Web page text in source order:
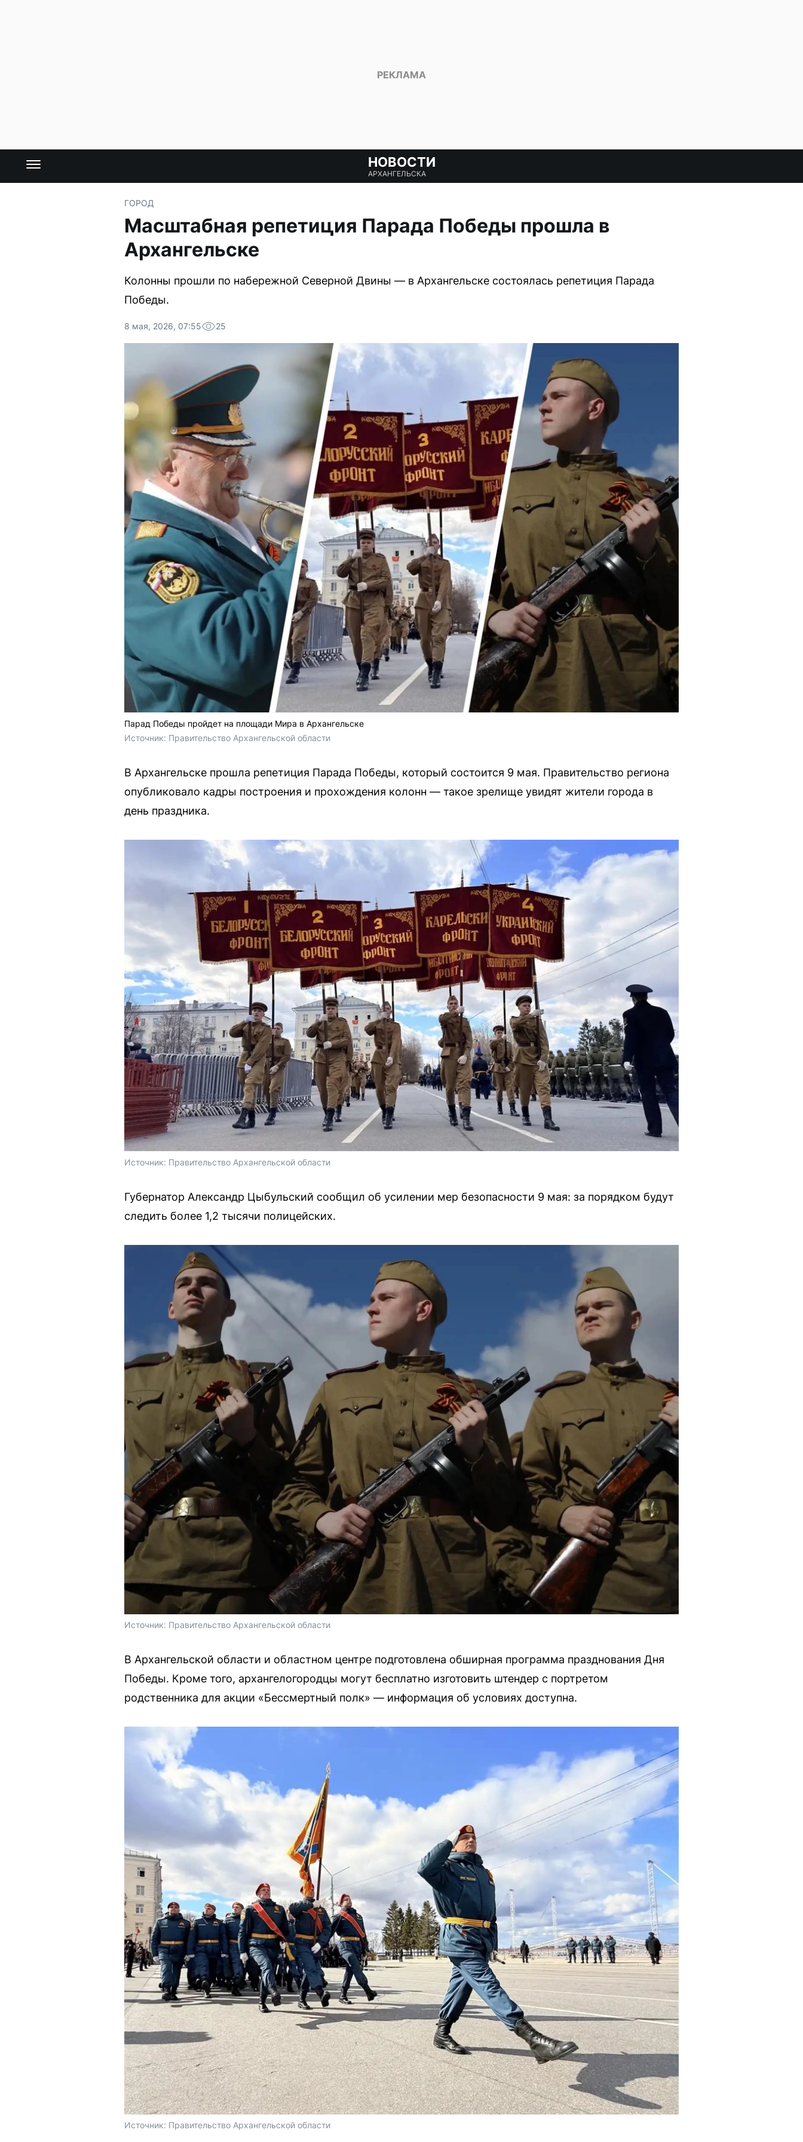
НОВОСТИ
АРХАНГЕЛЬСКА
ГОРОД
Масштабная репетиция Парада Победы прошла в
Архангельске
Колонны прошли по набережной Северной Двины — в Архангельске состоялась репетиция Парада
Победы.
8 мая, 2026, 07:55 25
Парад Победы пройдет на площади Мира в Архангельске
Источник: Правительство Архангельской области
В Архангельске прошла репетиция Парада Победы, который состоится 9 мая. Правительство региона
опубликовало кадры построения и прохождения колонн — такое зрелище увидят жители города в
день праздника.
Источник: Правительство Архангельской области
Губернатор Александр Цыбульский сообщил об усилении мер безопасности 9 мая: за порядком будут
следить более 1,2 тысячи полицейских.
Источник: Правительство Архангельской области
В Архангельской области и областном центре подготовлена обширная программа празднования Дня
Победы. Кроме того, архангелогородцы могут бесплатно изготовить штендер с портретом
родственника для акции «Бессмертный полк» — информация об условиях доступна.
Источник: Правительство Архангельской области